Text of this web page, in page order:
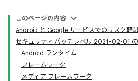
このページの内容
Android と Google サービスでのリスク軽
セキュリティ パッチレベル 2021-02-01
Android ランタイム
フレームワーク
メディア フレームワーク